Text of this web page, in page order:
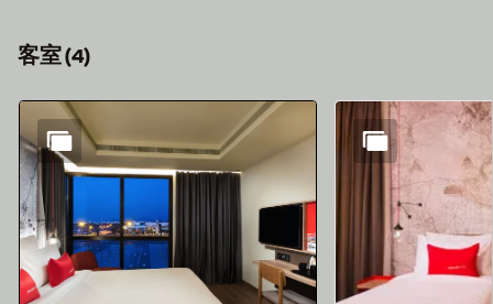
客室(4)
スライド1 4